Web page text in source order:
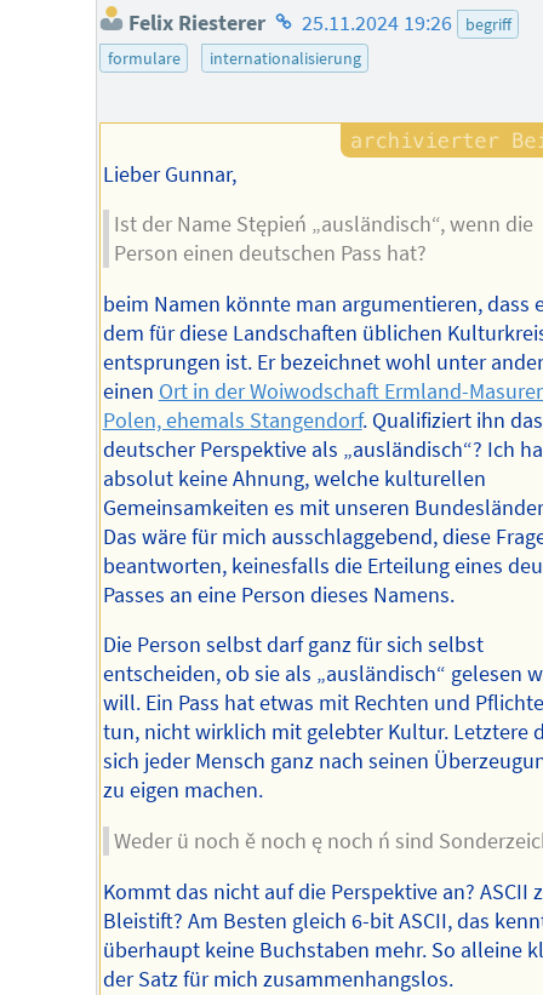
Felix Riesterer Homepage
des
25.11.2024 19:26
begriff
formulare
internationalisierung
Lieber Gunnar,
Ist der Name Stępień „ausländisch“, wenn die
Person einen deutschen Pass hat?
beim Namen könnte man argumentieren, dass
dem für diese Landschaften üblichen
entsprungen ist. Er bezeichnet wohl unter
einen Ort in der Woiwodschaft Ermland-
Polen, ehemals Stangendorf. Qualifiziert ihn
deutscher Perspektive als „ausländisch“? Ich
absolut keine Ahnung, welche kulturellen
Gemeinsamkeiten es mit unseren
Das wäre für mich ausschlaggebend, diese
beantworten, keinesfalls die Erteilung eines
Passes an eine Person dieses Namens.
Die Person selbst darf ganz für sich selbst
entscheiden, ob sie als „ausländisch“ gelesen
will. Ein Pass hat etwas mit Rechten und
tun, nicht wirklich mit gelebter Kultur. Letztere
sich jeder Mensch ganz nach seinen
zu eigen machen.
Weder ü noch ě noch ę noch ń sind
Kommt das nicht auf die Perspektive an? ASCII
Bleistift? Am Besten gleich 6-bit ASCII, das
überhaupt keine Buchstaben mehr. So alleine
der Satz für mich zusammenhangslos.